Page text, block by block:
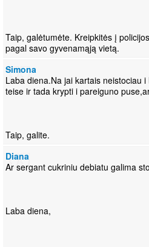
Taip, galėtumėte. Kreipkitės į
pagal savo gyvenamąją vietą.
Simona
Laba diena.Na jai kartais neistociau
teise ir tada krypti i pareiguno
Taip, galite.
Diana
Ar sergant cukriniu debiatu galima
Laba diena,